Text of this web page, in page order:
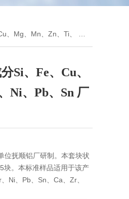
、Ti、 Cr、Ni、Pb、Sn 厂家
Si、Fe、Cu、
Ni、Pb、Sn 厂
位抚顺铝厂研制。本套块状
。本标准样品适用于该产
Ni、Pb、Sn、Ca、Zr、